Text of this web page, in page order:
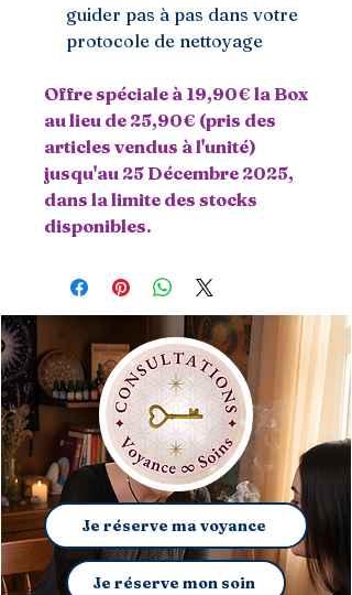
guider pas à pas dans votre
protocole de nettoyage
Offre spéciale à 19,90€ la Box
au lieu de 25,90€ (pris des
articles vendus à l'unité)
jusqu'au 25 Décembre 2025,
dans la limite des stocks
disponibles.
Je réserve ma voyance
Je réserve mon soin